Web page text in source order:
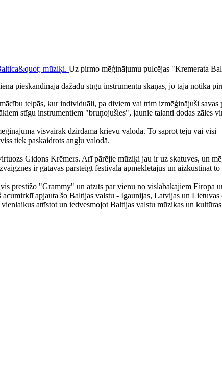
Uz pirmo mēģinājumu pulcējas "Kremerata
pieskandināja dažādu stīgu instrumentu skaņas, jo tajā notika
telpās, kur individuāli, pa diviem vai trim izmēģinājuši
stīgu instrumentiem "bruņojušies", jaunie talanti dodas zāles
visvairāk dzirdama krievu valoda. To saprot teju vai visi
tiek paskaidrots angļu valodā.
Gidons Krēmers. Arī pārējie mūziķi jau ir uz skatuves, un
ir gatavas pārsteigt festivāla apmeklētājus un aizkustināt to
prestižo "Grammy" un atzīts par vienu no vislabākajiem Eiropā
apjauta šo Baltijas valstu - Igaunijas, Latvijas un
attīstot un iedvesmojot Baltijas valstu mūzikas un